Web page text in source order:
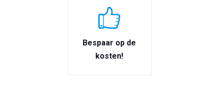
Bespaar op de
kosten!